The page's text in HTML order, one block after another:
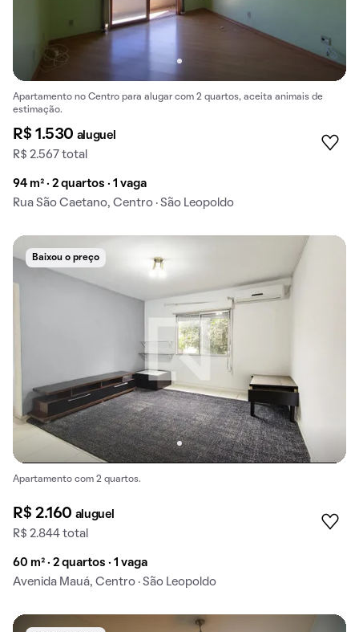
Apartamento no Centro para alugar com 2 quartos, aceita animais de
estimação.
R$ 1.530 aluguel
R$ 2.567 total
94 m² · 2 quartos · 1 vaga
Rua São Caetano, Centro · São Leopoldo
Baixou o preço
Apartamento com 2 quartos.
R$ 2.160 aluguel
R$ 2.844 total
60 m² · 2 quartos · 1 vaga
Avenida Mauá, Centro · São Leopoldo